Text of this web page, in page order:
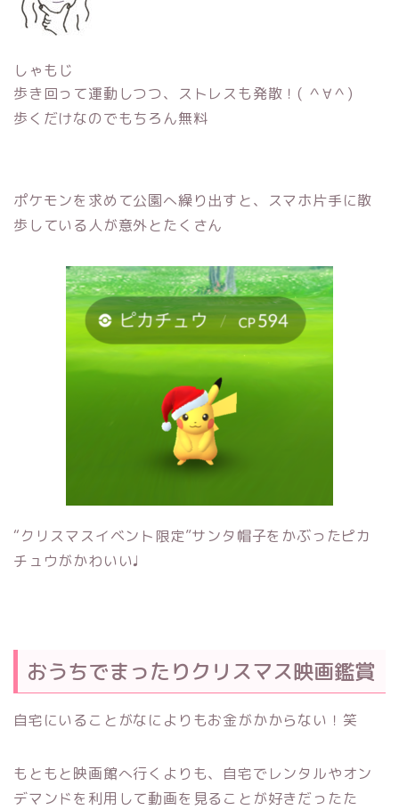
しゃもじ
歩き回って運動しつつ、ストレスも発散！( ＾∀＾)
歩くだけなのでもちろん無料
ポケモンを求めて公園へ繰り出すと、スマホ片手に散
歩している人が意外とたくさん
“クリスマスイベント限定”サンタ帽子をかぶったピカ
チュウがかわいい♩
おうちでまったりクリスマス映画鑑賞
自宅にいることがなによりもお金がかからない！笑
もともと映画館へ行くよりも、自宅でレンタルやオン
デマンドを利用して動画を見ることが好きだったた